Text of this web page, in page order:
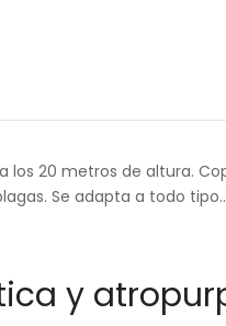
los 20 metros de altura.
Se adapta a todo
y